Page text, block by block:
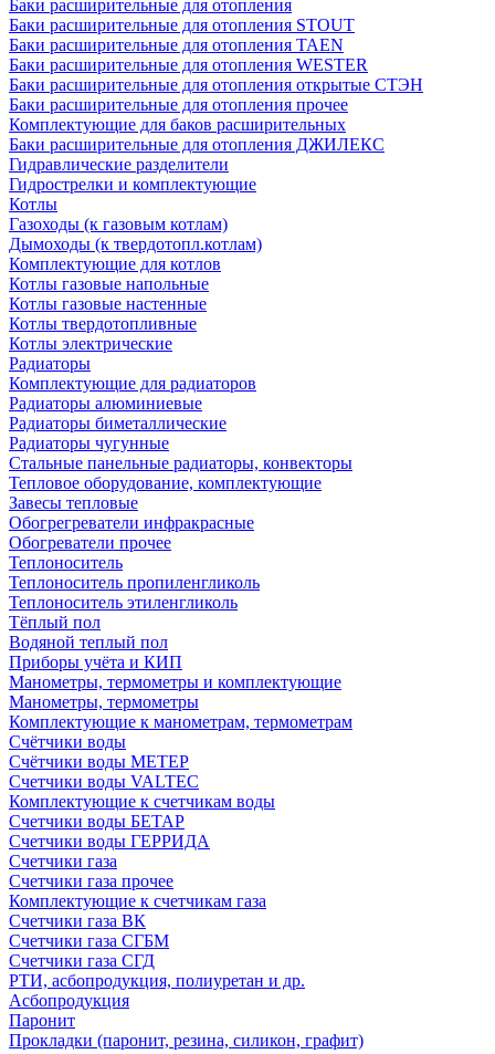
Баки расширительные для отопления
Баки расширительные для отопления STOUT
Баки расширительные для отопления TAEN
Баки расширительные для отопления WESTER
Баки расширительные для отопления открытые СТЭН
Баки расширительные для отопления прочее
Комплектующие для баков расширительных
Баки расширительные для отопления ДЖИЛЕКС
Гидравлические разделители
Гидрострелки и комплектующие
Котлы
Газоходы (к газовым котлам)
Дымоходы (к твердотопл.котлам)
Комплектующие для котлов
Котлы газовые напольные
Котлы газовые настенные
Котлы твердотопливные
Котлы электрические
Радиаторы
Комплектующие для радиаторов
Радиаторы алюминиевые
Радиаторы биметаллические
Радиаторы чугунные
Стальные панельные радиаторы, конвекторы
Тепловое оборудование, комплектующие
Завесы тепловые
Обогрегреватели инфракрасные
Обогреватели прочее
Теплоноситель
Теплоноситель пропиленгликоль
Теплоноситель этиленгликоль
Тёплый пол
Водяной теплый пол
Приборы учёта и КИП
Манометры, термометры и комплектующие
Манометры, термометры
Комплектующие к манометрам, термометрам
Счётчики воды
Счётчики воды МЕТЕР
Счетчики воды VALTEC
Комплектующие к счетчикам воды
Счетчики воды БЕТАР
Счетчики воды ГЕРРИДА
Счетчики газа
Счетчики газа прочее
Комплектующие к счетчикам газа
Счетчики газа ВК
Счетчики газа СГБМ
Счетчики газа СГД
РТИ, асбопродукция, полиуретан и др.
Асбопродукция
Паронит
Прокладки (паронит, резина, силикон, графит)